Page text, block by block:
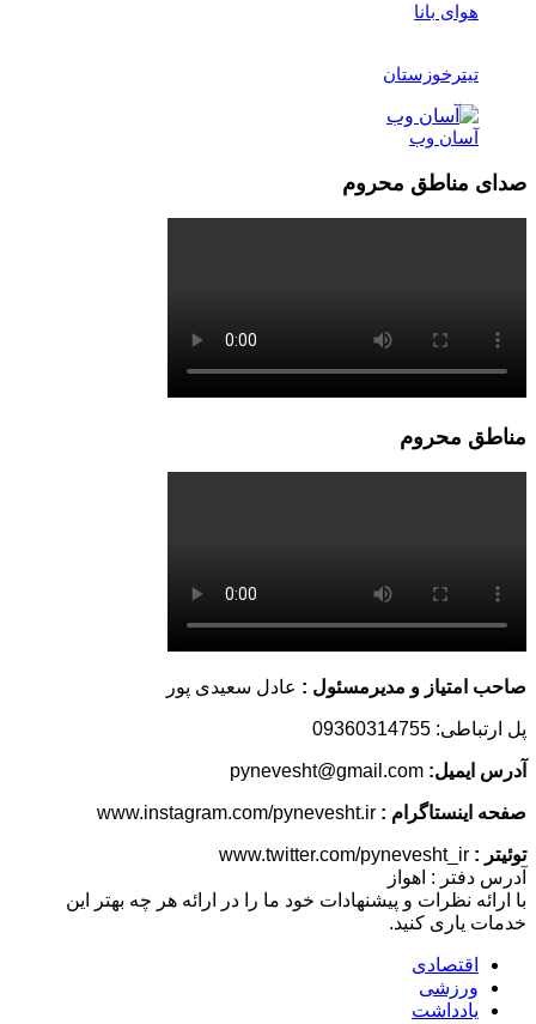
هوای بانا
تیترخوزستان
آسان وب
صدای مناطق محروم
مناطق محروم
صاحب امتیاز و مدیرمسئول : عادل سعیدی پور
پل ارتباطی: 09360314755
آدرس ایمیل:
صفحه اینستاگرام :
توئیتر :
آدرس دفتر : اهواز
با ارائه نظرات و پیشنهادات خود ما را در ارائه هر چه بهتر این
خدمات یاری کنید.
اقتصادی
ورزشی
یادداشت